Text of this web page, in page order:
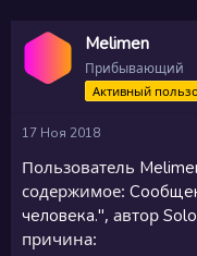
Melimen
Прибывающий
Активный
17 Ноя 2018
Пользователь
содержимое:
человека.", автор
причина: